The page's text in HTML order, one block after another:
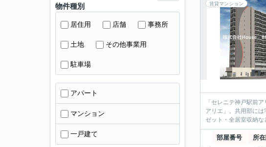
賃貸マンション
「セレニテ神戸駅前
アリエ」。共用部に
ゼット・全居室収納
部屋番号 所
物件種別
居住用 店舗 事務所
土地 その他事業用
駐車場
アパート
マンション
一戸建て